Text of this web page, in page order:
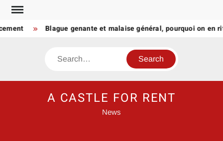
Skip
content
Blague genante et malaise général, pourquoi on en rit
Search
A CASTLE FOR RENT
News